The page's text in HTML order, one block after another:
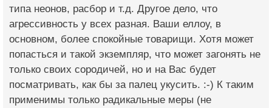
типа неонов, расбор и т.д. Другое дело, что
агрессивность у всех разная. Ваши еллоу, в
основном, более спокойные товарищи. Хотя может
попасться и такой экземпляр, что может загонять не
только своих сородичей, но и на Вас будет
посматривать, как бы за палец укусить. :-) К таким
применимы только радикальные меры (не